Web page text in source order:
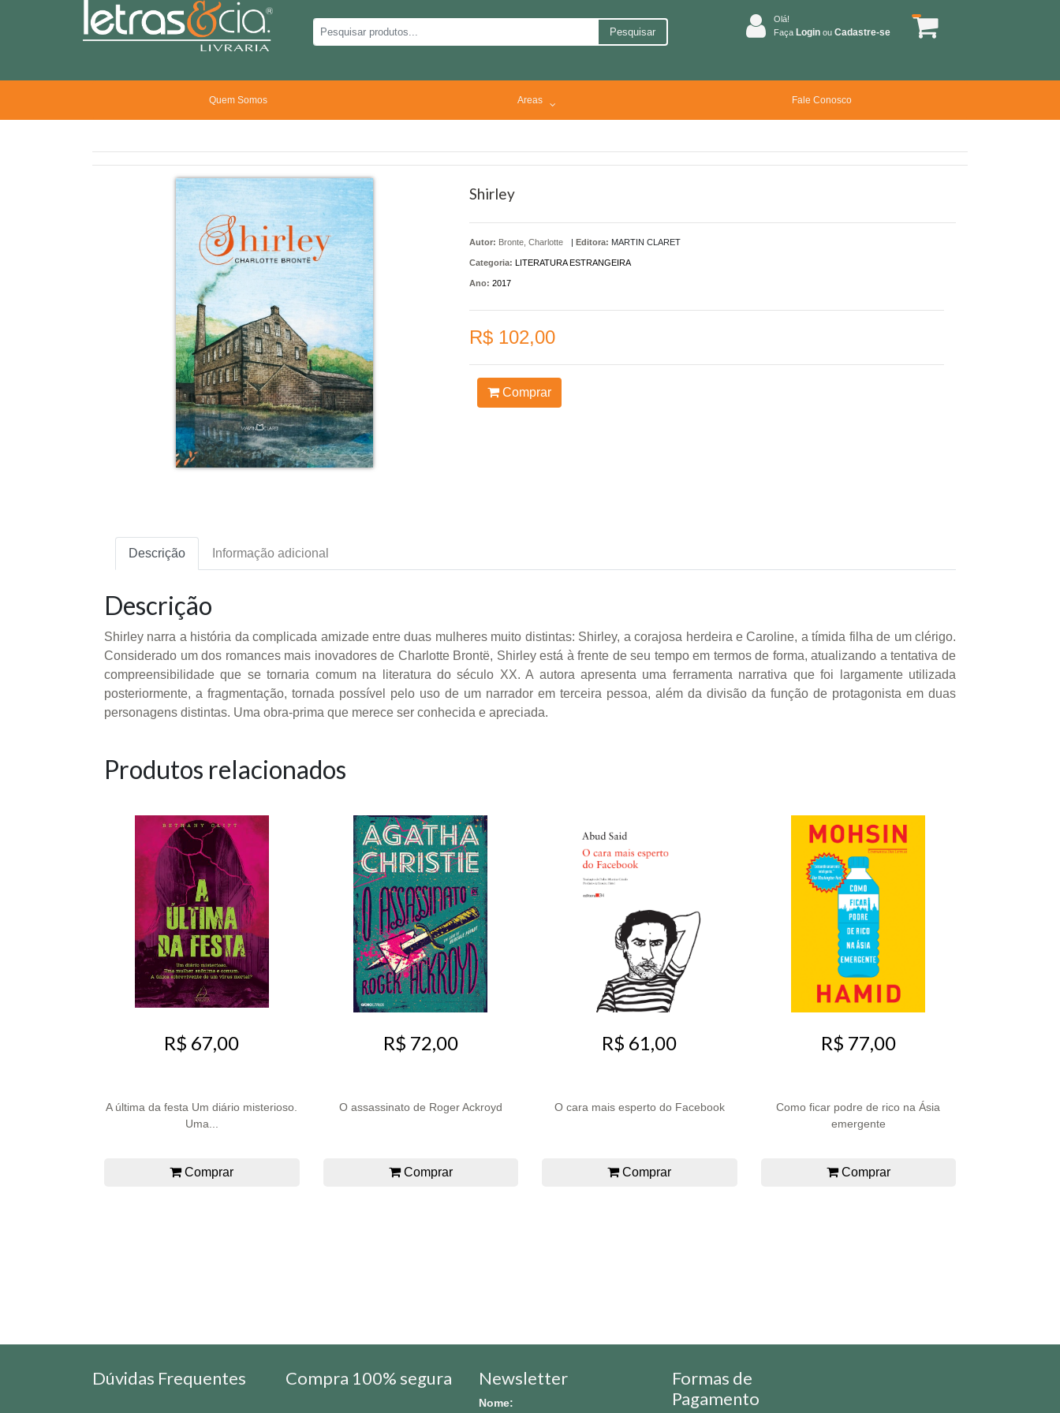
Pesquisar
Olá!
Faça Login ou Cadastre-se
Quem Somos Areas Fale Conosco
Shirley
Autor: Bronte, Charlotte | Editora: MARTIN CLARET
Categoria: LITERATURA ESTRANGEIRA
Ano: 2017
R$ 102,00
Comprar
Descrição Informação adicional
Descrição
Shirley narra a história da complicada amizade entre duas mulheres muito distintas: Shirley, a corajosa herdeira e Caroline, a tímida filha de um clérigo.
Considerado um dos romances mais inovadores de Charlotte Brontë, Shirley está à frente de seu tempo em termos de forma, atualizando a tentativa de
compreensibilidade que se tornaria comum na literatura do século XX. A autora apresenta uma ferramenta narrativa que foi largamente utilizada
posteriormente, a fragmentação, tornada possível pelo uso de um narrador em terceira pessoa, além da divisão da função de protagonista em duas
personagens distintas. Uma obra-prima que merece ser conhecida e apreciada.
Produtos relacionados
R$ 67,00
A última da festa Um diário misterioso.
Uma...
Comprar
R$ 72,00
O assassinato de Roger Ackroyd
Comprar
R$ 61,00
O cara mais esperto do Facebook
Comprar
R$ 77,00
Como ficar podre de rico na Ásia
emergente
Comprar
Dúvidas Frequentes Compra 100% segura Newsletter
Nome:
Formas de
Pagamento